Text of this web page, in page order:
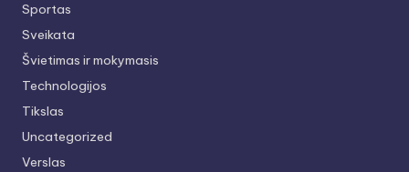
Sportas
Sveikata
Švietimas ir mokymasis
Technologijos
Tikslas
Uncategorized
Verslas